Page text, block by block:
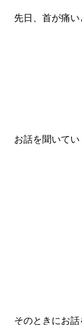
先日、首が痛い
お話を聞いてい
そのときにお